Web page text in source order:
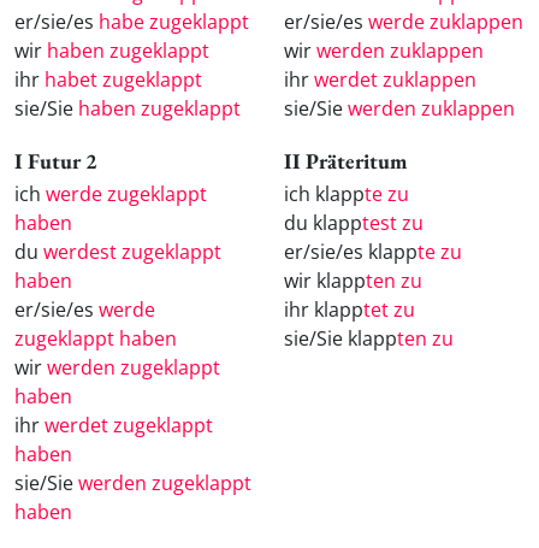
er/sie/es habe zugeklappt
wir haben zugeklappt
ihr habet zugeklappt
sie/Sie haben zugeklappt
er/sie/es werde zuklappen
wirwerden zuklappen
ihrwerdet zuklappen
sie/Siewerden zuklappen
I Futur 2
ich werde zugeklappt
haben
du werdest zugeklappt
haben
er/sie/es werde
zugeklappt haben
wirwerden zugeklappt
haben
ihrwerdet zugeklappt
haben
sie/Siewerden zugeklappt
haben
II Präteritum
ich klappte zu
du klapptest zu
er/sie/es klappte zu
wir klappten zu
ihr klapptet zu
sie/Sie klappten zu